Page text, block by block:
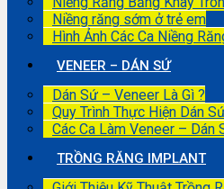
Niềng răng sớm ở trẻ em
Hình Ảnh Các Ca Niềng
VENEER – DÁN SỨ
Dán Sứ – Veneer Là Gì ?
Quy Trình Thực Hiện Dán
Các Ca Làm Veneer – Dán
TRỒNG RĂNG IMPLANT